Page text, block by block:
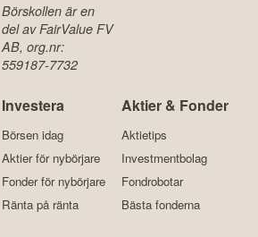
Börskollen är en
del av FairValue FV
AB, org.nr:
559187-7732
Investera
Börsen idag
Aktier för nybörjare
Fonder för nybörjare
Ränta på ränta
Aktier & Fonder
Aktietips
Investmentbolag
Fondrobotar
Bästa fonderna